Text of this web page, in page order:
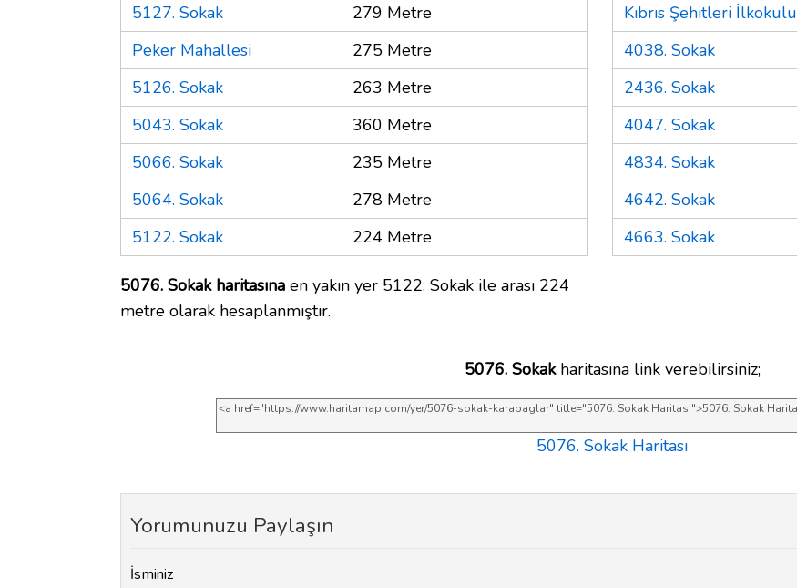
5127. Sokak
279 Metre
Peker Mahallesi
275 Metre
5126. Sokak
263 Metre
5043. Sokak
360 Metre
5066. Sokak
235 Metre
5064. Sokak
278 Metre
5122. Sokak
224 Metre
5076. Sokak haritasına en yakın yer 5122. Sokak ile arası 224
metre olarak hesaplanmıştır.
Kıbrıs Şehitleri İlkokulu
4038. Sokak
2436. Sokak
4047. Sokak
4834. Sokak
4642. Sokak
4663. Sokak
5076. Sokakharitasına link verebilirsiniz;
5076. Sokak Haritası
Yorumunuzu Paylaşın
İsminiz